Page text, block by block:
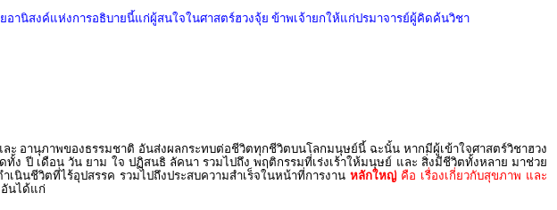
อานิสงค์แห่งการอธิบายนี้แก่ผู้สนใจในศาสตร์ฮวงจุ้ย ข้าพเจ้ายกให้แก่ปรมาจารย์ผู้คิดค้นวิชา
อานุภาพของธรรมชาติ อันส่งผลกระทบต่อชีวิตทุกชีวิตบนโลกมนุษย์นี้ ฉะนั้น หากมีผู้เข้าใจศาสตร์วิชาฮวง
ปี เดือน วัน ยาม ใจ ปฏิสนธิ ลัคนา รวมไปถึง พฤติกรรมที่เร่งเร้าให้มนุษย์ และ สิ่งมีชีวิตทั้งหลาย มาช่วย
นินชีวิตที่ไร้อุปสรรค รวมไปถึงประสบความสำเร็จในหน้าที่การงาน หลักใหญ่คือ เรื่องเกี่ยวกับสุขภาพ และ
อันได้แก่